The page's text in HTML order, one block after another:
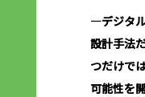
―デジタ
設計手法
つだけで
可能性を